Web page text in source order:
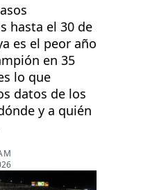
hasta el 30 de
es el peor año
en 35
lo que
datos de los
y a quién